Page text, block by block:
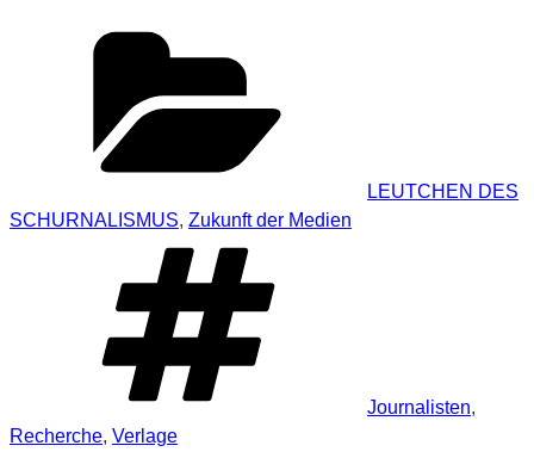
LEUTCHEN DES
SCHURNALISMUS, Zukunft der Medien
Journalisten,
Recherche, Verlage